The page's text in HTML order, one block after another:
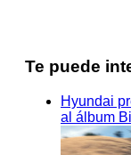
Te puede
Hyundai
al álbum